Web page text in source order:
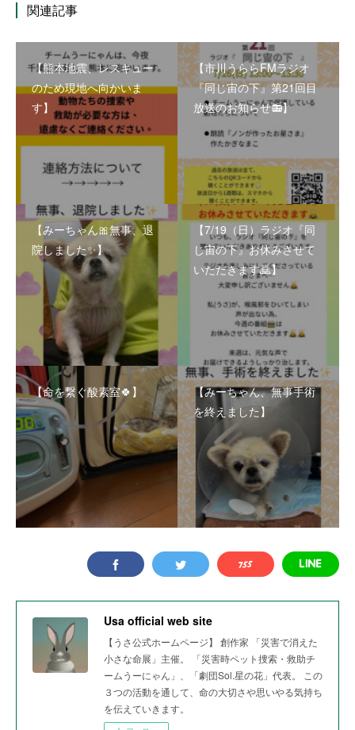
関連記事
【熊本地震、レスキュー
のため現地へ向かいま
す】
【市川うららFMラジオ
『同じ宙の下』第21回目
放送のお知らせ📻】
【みーちゃん🎀無事、退
院しました✨】
【7/19（日）ラジオ『同
じ宙の下』お休みさせて
いただきます🙇】
【命を繋ぐ酸素室🍀】
【みーちゃん、無事手術
を終えました】
Usa official web site
【うさ公式ホームページ】 創作家 「災害で消えた
小さな命展」主催。 「災害時ペット捜索・救助チ
ームうーにゃん」、「劇団Sol.星の花」代表。 この
３つの活動を通して、命の大切さや思いやる気持ち
を伝えていきます。